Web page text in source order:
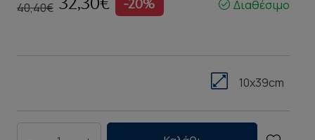
40,40€ 32,30€ -20% Διαθέσιμο
10x39cm